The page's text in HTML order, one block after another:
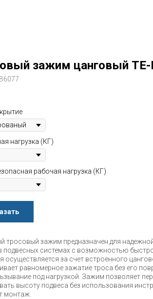
зажим цанговый TE-
нагрузка (КГ)
рабочая нагрузка (КГ)
тросовый зажим предназначен для
подвесных системах с возможностью
осуществляется за счет встроенного
равномерное зажатие троса без его
под нагрузкой. Зажим позволяет
высоту подвеса без использования
монтаж.